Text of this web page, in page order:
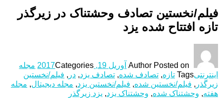
فیلم/نخستین تصادف وحشتناک در زیرگذر
تازه افتتاح شده یزد
Author Posted on آوریل 19, 2017 Categories
مجله
اینترنتیTags تازه, تصادف شده, تصادف یزد, در , فیلم/نخستین
زیرگذر , فیلم/نخستین شده, فیلم/نخستین یزد, مجله دیجیتال, مجله
هفته, وحشتناک شده, وحشتناک یزد, یزد زیرگذر